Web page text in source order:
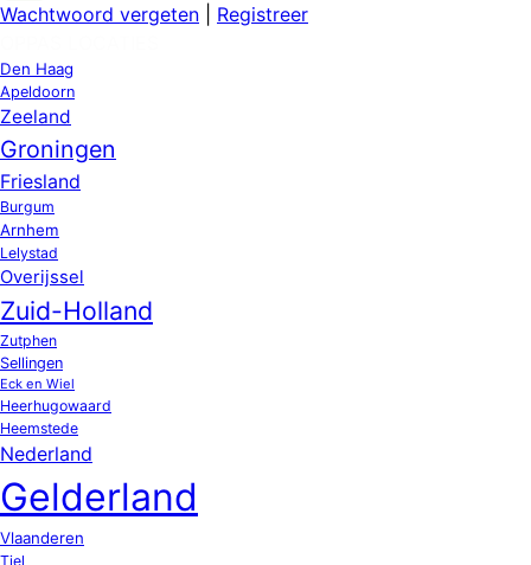
Wachtwoord vergeten
Registreer
Den Haag
Apeldoorn
Zeeland
Groningen
Friesland
Burgum
Arnhem
Lelystad
Overijssel
Zuid-Holland
Zutphen
Sellingen
Eck en Wiel
Heerhugowaard
Heemstede
Nederland
Gelderland
Vlaanderen
Tiel